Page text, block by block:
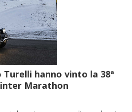
hanno vinto la 38ª
Marathon